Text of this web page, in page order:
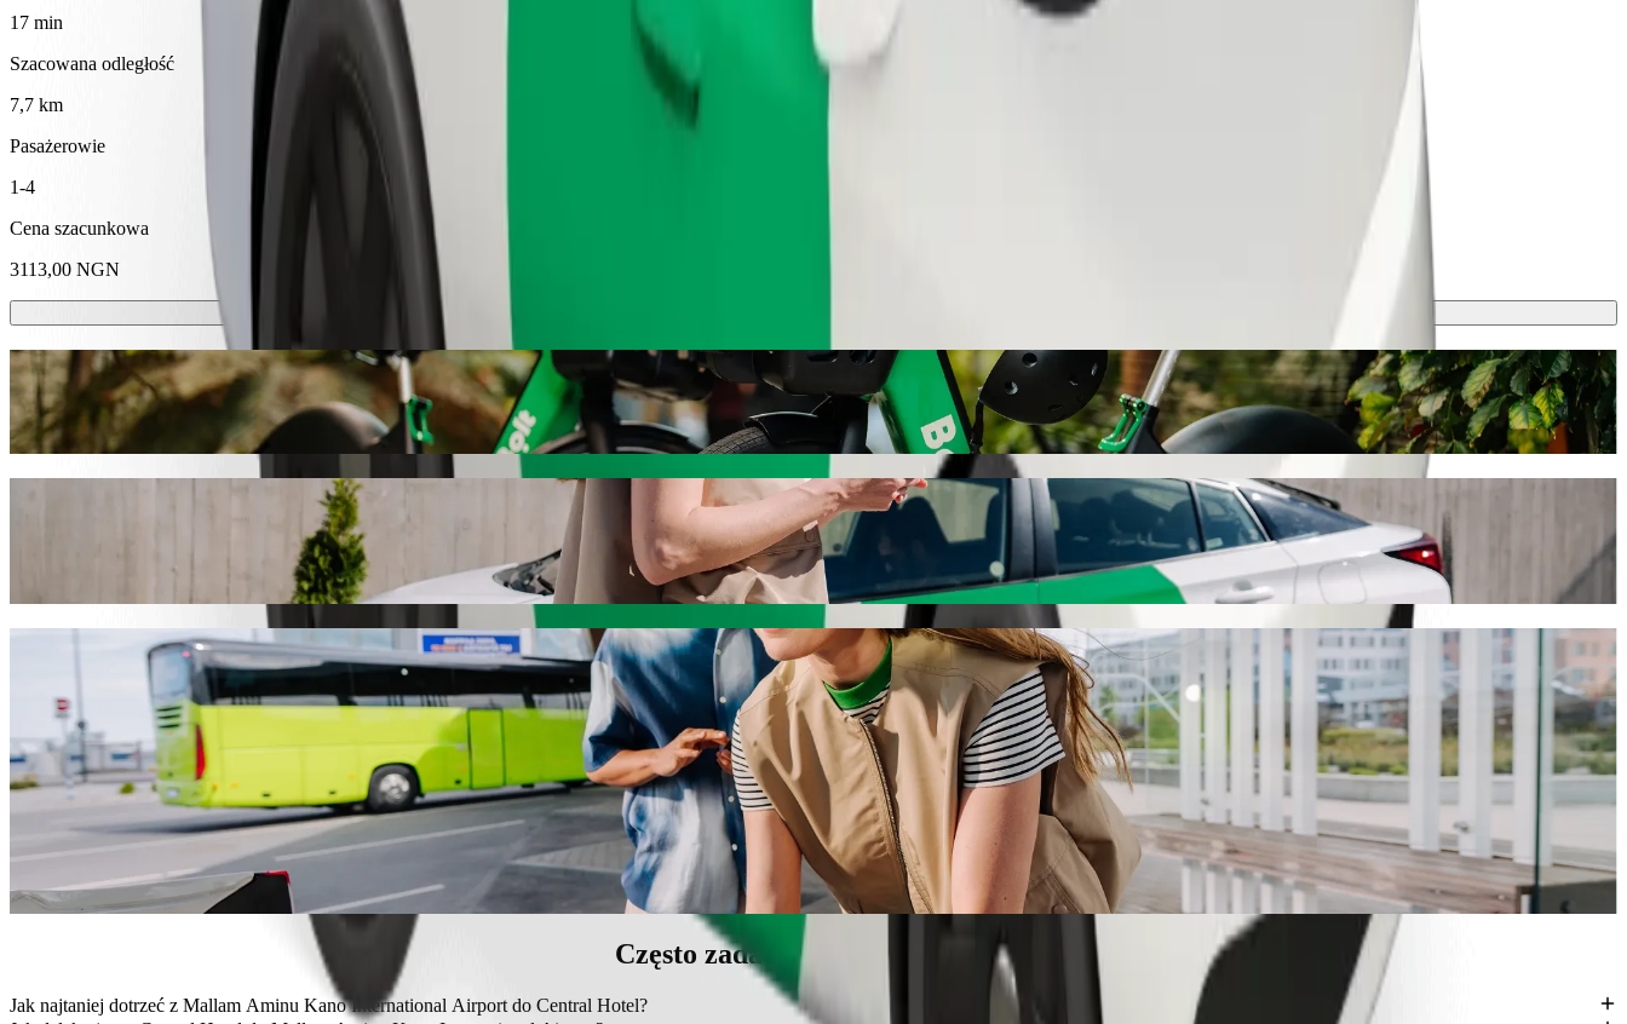
17 min
Szacowana odległość
7,7 km
Pasażerowie
1-4
Cena szacunkowa
3113,00 NGN
Hulajnóg lub rowerów elektrycznych
Poruszaj się po Kano hulajnogami lub rowerami elektrycznymi
Pobierz aplikację Bolt
Pojedź z Mallam Aminu Kano International Airport do Central Hotel z Bolt
Zalecamy przejazd Bolt, jeśli chcesz dotrzeć do Central Hotel w jak najlepszej cenie. Podróż zajmie ok. 17 min, a jego cena wyniesie ok. 2549,00 NGN NGN. Bez względu na okazję, znajdziemy dla Ciebie
Usługi Bolt, aby dojechać z Mallam Aminu Kano International Airport do Central Hotel
Dużo bagażu? Zarezerwuj vany XL, które pomieszczą do 6 osób.
Chcesz dojechać ze stylem? Wypróbuj samochody premium Bolt.
Podróżujesz z dziećmi? Zamów przejazd samochodem z podstawką dla dziecka.
Twój pupil jedzie z Tobą? Wypróbuj nasze przejazdy przyjazne zwierzętom.
Potrzebujesz dodatkowej pomocy? Nasza kategoria Assist oferuje pojazdy dostępne dla wózków inwalidzkich (WAV).
Niedrogie przejazdy? Skorzystaj z kompaktowych samochodów w niższej cenie z Bolt Basic.
Pobierz aplikację Bolt
Często zadawane pytania (FAQ)
Jak najtaniej dotrzeć z Mallam Aminu Kano International Airport do Central Hotel?